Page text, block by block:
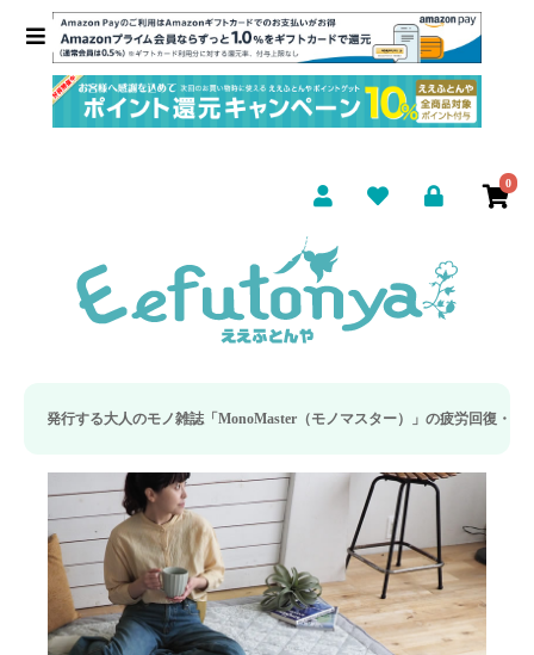
0
モノ雑誌「MonoMaster（モノマスター）」の疲労回復・睡眠の向上特集に当社